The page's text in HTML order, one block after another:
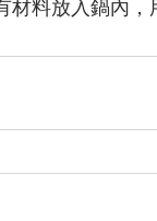
材料放入鍋內